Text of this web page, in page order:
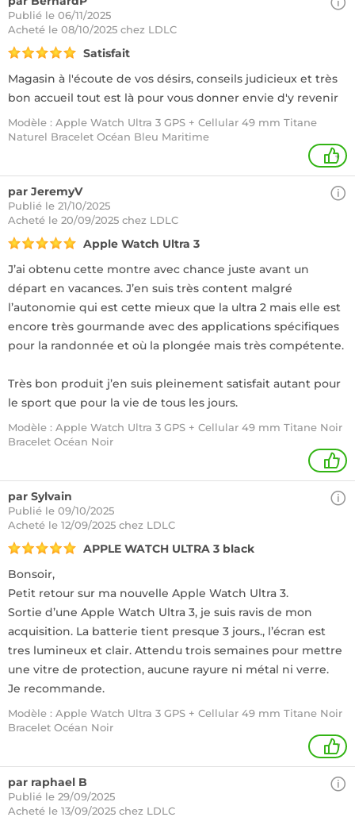
Publié le 06/11/2025
Acheté le 08/10/2025 chez LDLC
Satisfait
Magasin à l'écoute de vos désirs, conseils judicieux et très
bon accueil tout est là pour vous donner envie d'y revenir
Modèle : Apple Watch Ultra 3 GPS + Cellular 49 mm Titane
Naturel Bracelet Océan Bleu Maritime
+
par JeremyV
Publié le 21/10/2025
Acheté le 20/09/2025 chez LDLC
Apple Watch Ultra 3
J’ai obtenu cette montre avec chance juste avant un
départ en vacances. J’en suis très content malgré
l’autonomie qui est cette mieux que la ultra 2 mais elle est
encore très gourmande avec des applications spécifiques
pour la randonnée et où la plongée mais très compétente.
Très bon produit j’en suis pleinement satisfait autant pour
le sport que pour la vie de tous les jours.
Modèle : Apple Watch Ultra 3 GPS + Cellular 49 mm Titane Noir
Bracelet Océan Noir
1
par Sylvain
Publié le 09/10/2025
Acheté le 12/09/2025 chez LDLC
APPLE WATCH ULTRA 3 black
Bonsoir,
Petit retour sur ma nouvelle Apple Watch Ultra 3.
Sortie d’une Apple Watch Ultra 3, je suis ravis de mon
acquisition. La batterie tient presque 3 jours., l’écran est
tres lumineux et clair. Attendu trois semaines pour mettre
une vitre de protection, aucune rayure ni métal ni verre.
Je recommande.
Modèle : Apple Watch Ultra 3 GPS + Cellular 49 mm Titane Noir
Bracelet Océan Noir
1
par raphael B
Publié le 29/09/2025
Acheté le 13/09/2025 chez LDLC